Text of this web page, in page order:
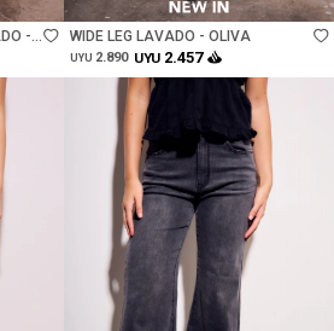
-
WIDE LEG LAVADO - OLIVA
UYU 2.890 UYU 2.457